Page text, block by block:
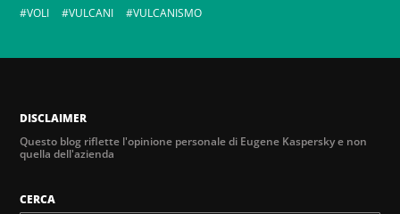
VOLI
VULCANI VULCANISMO
DISCLAIMER
Questo blog riflette l'opinione personale di Eugene Kaspersky e non
quella dell'azienda
CERCA